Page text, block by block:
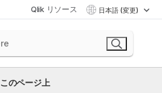
Qlik リソース 日本語 (変更)
このページ上